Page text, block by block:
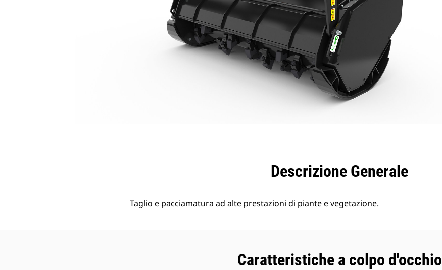
Descrizione Generale
Taglio e pacciamatura ad alte prestazioni di piante e vegetazione.
Caratteristiche a colpo d'occhio